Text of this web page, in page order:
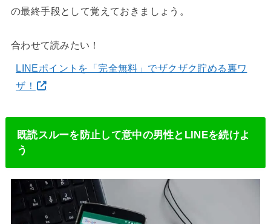
の最終手段として覚えておきましょう。
合わせて読みたい！
LINEポイントを「完全無料」でザクザク貯める裏ワ
ザ！
既読スルーを防止して意中の男性とLINEを続けよ
う